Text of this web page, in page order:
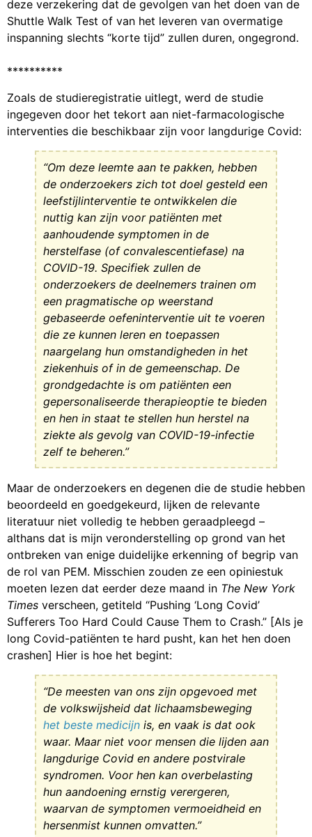
deze verzekering dat de gevolgen van het doen van de
Shuttle Walk Test of van het leveren van overmatige
inspanning slechts “korte tijd” zullen duren, ongegrond.
**********
Zoals de studieregistratie uitlegt, werd de studie
ingegeven door het tekort aan niet-farmacologische
interventies die beschikbaar zijn voor langdurige Covid:
“Om deze leemte aan te pakken, hebben
de onderzoekers zich tot doel gesteld een
leefstijlinterventie te ontwikkelen die
nuttig kan zijn voor patiënten met
aanhoudende symptomen in de
herstelfase (of convalescentiefase) na
COVID-19. Specifiek zullen de
onderzoekers de deelnemers trainen om
een pragmatische op weerstand
gebaseerde oefeninterventie uit te voeren
die ze kunnen leren en toepassen
naargelang hun omstandigheden in het
ziekenhuis of in de gemeenschap. De
grondgedachte is om patiënten een
gepersonaliseerde therapieoptie te bieden
en hen in staat te stellen hun herstel na
ziekte als gevolg van COVID-19-infectie
zelf te beheren.”
Maar de onderzoekers en degenen die de studie hebben
beoordeeld en goedgekeurd, lijken de relevante
literatuur niet volledig te hebben geraadpleegd –
althans dat is mijn veronderstelling op grond van het
ontbreken van enige duidelijke erkenning of begrip van
de rol van PEM. Misschien zouden ze een opiniestuk
moeten lezen dat eerder deze maand in The New York
Times verscheen, getiteld “Pushing ‘Long Covid’
Sufferers Too Hard Could Cause Them to Crash.” [Als je
long Covid-patiënten te hard pusht, kan het hen doen
crashen] Hier is hoe het begint:
“De meesten van ons zijn opgevoed met
de volkswijsheid dat lichaamsbeweging
het beste medicijn is, en vaak is dat ook
waar. Maar niet voor mensen die lijden aan
langdurige Covid en andere postvirale
syndromen. Voor hen kan overbelasting
hun aandoening ernstig verergeren,
waarvan de symptomen vermoeidheid en
hersenmist kunnen omvatten.”